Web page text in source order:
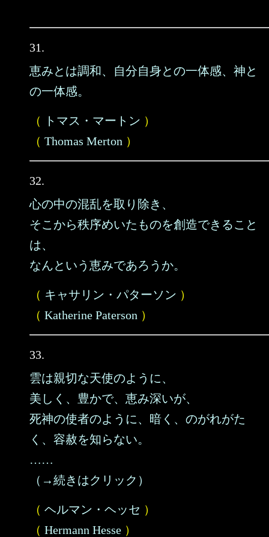
31.
恵みとは調和、自分自身との一体感、神と
の一体感。
（ トマス・マートン ）
（ Thomas Merton ）
32.
心の中の混乱を取り除き、
そこから秩序めいたものを創造できること
は、
なんという恵みであろうか。
（ キャサリン・パターソン ）
（ Katherine Paterson ）
33.
雲は親切な天使のように、
美しく、豊かで、恵み深いが、
死神の使者のように、暗く、のがれがた
く、容赦を知らない。
……
（→続きはクリック）
（ ヘルマン・ヘッセ ）
（ Hermann Hesse ）